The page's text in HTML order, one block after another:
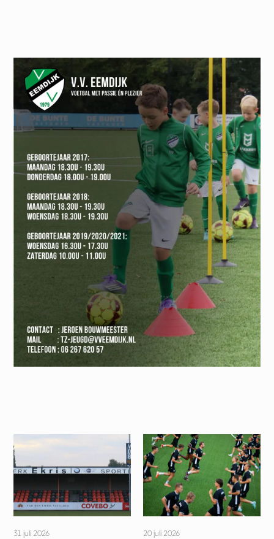
31 juli 2026 20 juli 2026